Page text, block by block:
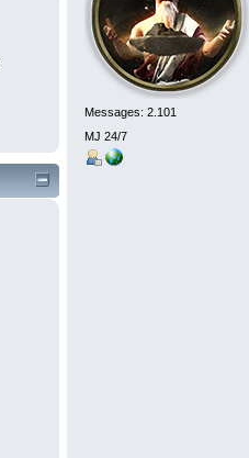
Messages: 2.101
MJ 24/7